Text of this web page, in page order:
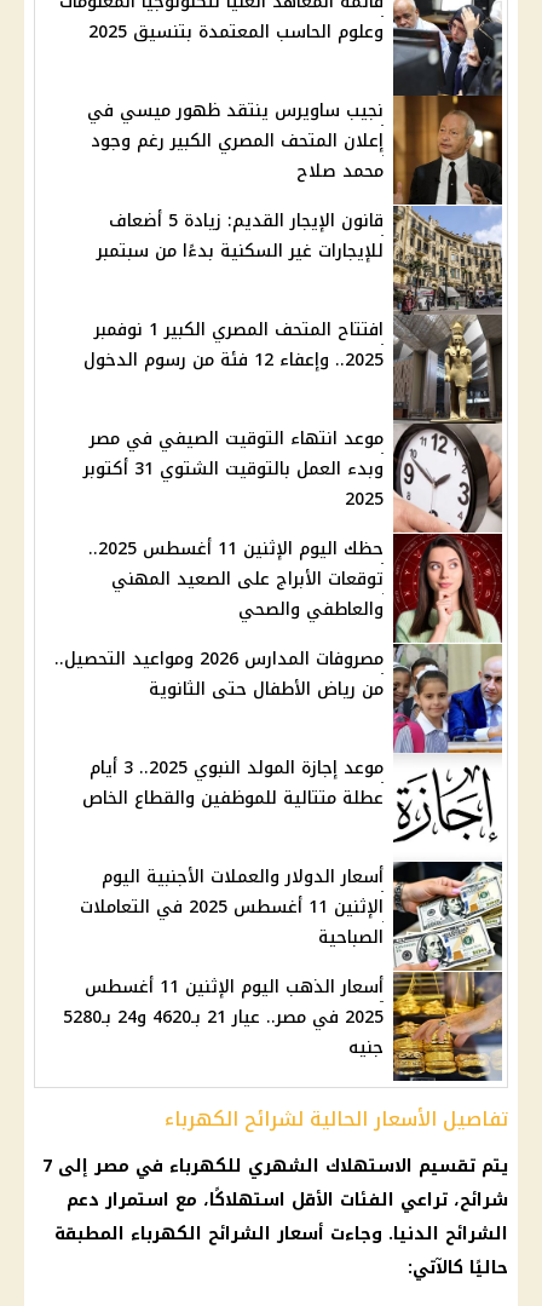
وعلوم الحاسب المعتمدة بتنسيق 2025
نجيب ساويرس ينتقد ظهور ميسي في
إعلان المتحف المصري الكبير رغم وجود
محمد صلاح
قانون الإيجار القديم: زيادة 5 أضعاف
للإيجارات غير السكنية بدءًا من سبتمبر
افتتاح المتحف المصري الكبير 1 نوفمبر
2025.. وإعفاء 12 فئة من رسوم الدخول
موعد انتهاء التوقيت الصيفي في مصر
وبدء العمل بالتوقيت الشتوي 31 أكتوبر
2025
حظك اليوم الإثنين 11 أغسطس 2025..
توقعات الأبراج على الصعيد المهني
والعاطفي والصحي
مصروفات المدارس 2026 ومواعيد التحصيل..
من رياض الأطفال حتى الثانوية
موعد إجازة المولد النبوي 2025.. 3 أيام
عطلة متتالية للموظفين والقطاع الخاص
أسعار الدولار والعملات الأجنبية اليوم
الإثنين 11 أغسطس 2025 في التعاملات
الصباحية
أسعار الذهب اليوم الإثنين 11 أغسطس
2025 في مصر.. عيار 21 بـ4620 و24 بـ5280
جنيه
تفاصيل الأسعار الحالية لشرائح الكهرباء
يتم تقسيم الاستهلاك الشهري للكهرباء في مصر إلى 7
شرائح، تراعي الفئات الأقل استهلاكًا، مع استمرار دعم
الشرائح الدنيا. وجاءت أسعار الشرائح الكهرباء المطبقة
حاليًا كالآتي: